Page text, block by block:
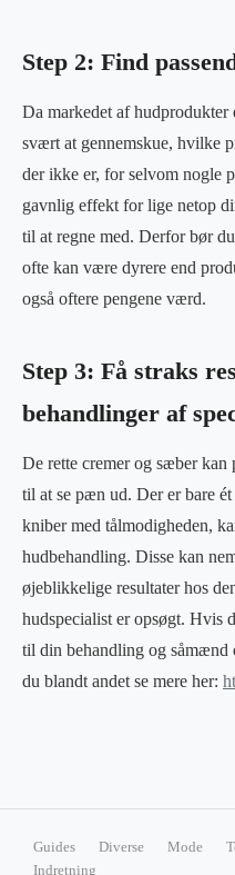
Step 2: Find
Da markedet af hudprodukter
svært at gennemskue, hvilke
der ikke er, for selvom nogle
gavnlig effekt for lige netop
til at regne med. Derfor bør
ofte kan være dyrere end
også oftere pengene værd.
Step 3: Få straks
behandlinger af
De rette cremer og sæber kan
til at se pæn ud. Der er bare
kniber med tålmodigheden,
hudbehandling. Disse kan
øjeblikkelige resultater hos
hudspecialist er opsøgt. Hvis
til din behandling og såmænd
du blandt andet se mere her:
Guides Diverse Mode
Indretning